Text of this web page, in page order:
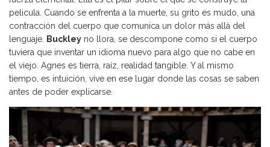
pelicula. Cuando se enfrenta a la muerte, su grito es mudo, una
contracción del cuerpo que comunica un dolor más allá del
lenguaje. Buckley no llora, se descompone como si el cuerpo
tuviera que inventar un idioma nuevo para algo que no cabe en
el viejo. Agnes es tierra, raíz, realidad tangible. Y al mismo
tiempo, es intuición, vive en ese lugar donde las cosas se saben
antes de poder explicarse.